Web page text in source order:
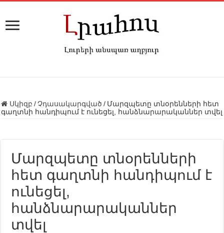
Սկիզբ / Չդասակարգված / Մարզպետը տնօրենների հետ
գաղտնի հանդիպում է ունեցել, հանձնարարականներ տվել
Մարզպետը տնօրենների
հետ գաղտնի հանդիպում է
ունեցել,
հանձնարարականներ
տվել